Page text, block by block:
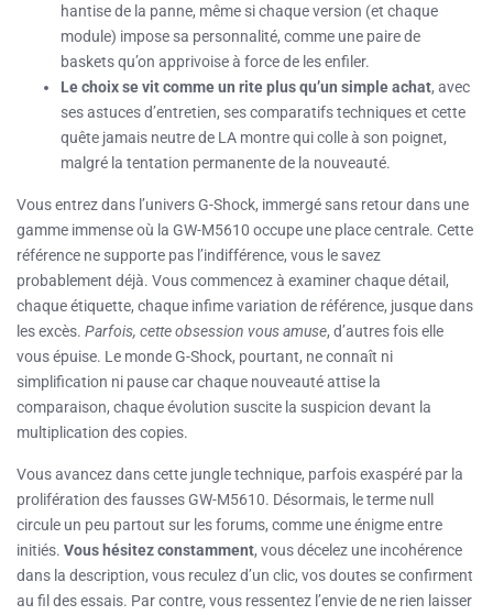
hantise de la panne, même si chaque version (et chaque
module) impose sa personnalité, comme une paire de
baskets qu’on apprivoise à force de les enfiler.
Le choix se vit comme un rite plus qu’un simple achat, avec
ses astuces d’entretien, ses comparatifs techniques et cette
quête jamais neutre de LA montre qui colle à son poignet,
malgré la tentation permanente de la nouveauté.
Vous entrez dans l’univers G-Shock, immergé sans retour dans une
gamme immense où la GW-M5610 occupe une place centrale. Cette
référence ne supporte pas l’indifférence, vous le savez
probablement déjà. Vous commencez à examiner chaque détail,
chaque étiquette, chaque infime variation de référence, jusque dans
les excès. Parfois, cette obsession vous amuse, d’autres fois elle
vous épuise. Le monde G-Shock, pourtant, ne connaît ni
simplification ni pause car chaque nouveauté attise la
comparaison, chaque évolution suscite la suspicion devant la
multiplication des copies.
Vous avancez dans cette jungle technique, parfois exaspéré par la
prolifération des fausses GW-M5610. Désormais, le terme null
circule un peu partout sur les forums, comme une énigme entre
initiés. Vous hésitez constamment, vous décelez une incohérence
dans la description, vous reculez d’un clic, vos doutes se confirment
au fil des essais. Par contre, vous ressentez l’envie de ne rien laisser